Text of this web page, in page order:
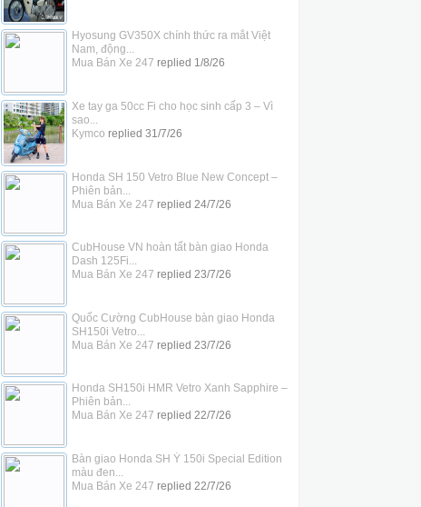
Hyosung GV350X chính thức ra mắt Việt
Nam, động...
Mua Bán Xe 247 replied 1/8/26
Xe tay ga 50cc Fi cho học sinh cấp 3 – Vì
sao...
Kymco replied 31/7/26
Honda SH 150 Vetro Blue New Concept –
Phiên bản...
Mua Bán Xe 247 replied 24/7/26
CubHouse VN hoàn tất bàn giao Honda
Dash 125Fi...
Mua Bán Xe 247 replied 23/7/26
Quốc Cường CubHouse bàn giao Honda
SH150i Vetro...
Mua Bán Xe 247 replied 23/7/26
Honda SH150i HMR Vetro Xanh Sapphire –
Phiên bản...
Mua Bán Xe 247 replied 22/7/26
Bàn giao Honda SH Ý 150i Special Edition
màu đen...
Mua Bán Xe 247 replied 22/7/26